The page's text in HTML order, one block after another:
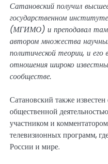
Сатановский получил
государственном
(МГИМО) и преподавал там
автором множества
политической теории, и
отношения широко
сообществе.
Сатановский также
общественной
участником и
телевизионных программ,
России и мире.